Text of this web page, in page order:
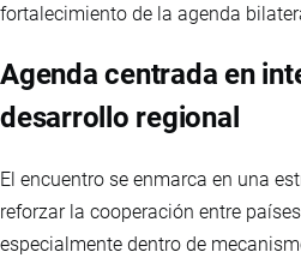
fortalecimiento de la agenda
Agenda centrada en
desarrollo regional
El encuentro se enmarca en una
reforzar la cooperación entre
especialmente dentro de